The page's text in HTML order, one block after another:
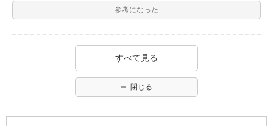
参考になった
すべて見る
閉じる